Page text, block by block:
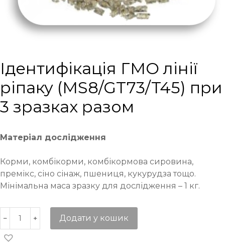
Ідентифікація ГМО лінії
ріпаку (MS8/GT73/T45) при
3 зразках разом
Матеріал дослідження
Корми, комбікорми, комбікормова сировина,
премікс, сіно сінаж, пшениця, кукурудза тощо.
Мінімальна маса зразку для дослідження – 1 кг.
Додати у кошик